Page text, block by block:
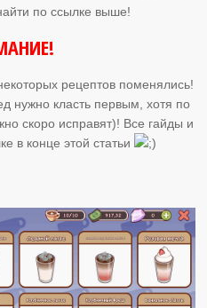
по ссылке выше!
рецептов поменялись!
нужно класть первым, хотя по
скоро исправят)! Все гайды и
в конце этой статьи